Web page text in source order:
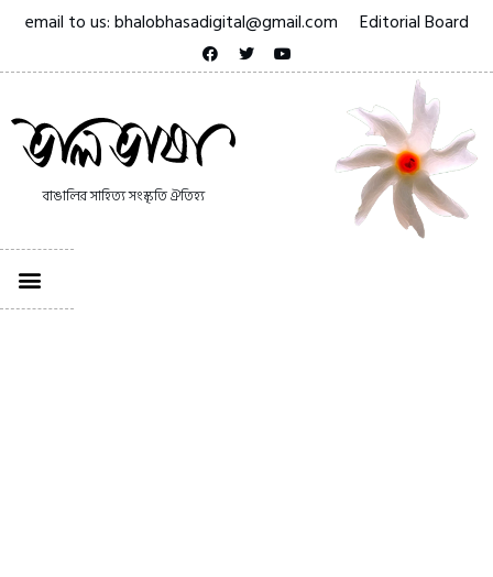
email to us: bhalobhasadigital@gmail.com Editorial Board
বাঙালির সাহিত্য সংস্কৃতি ঐতিহ্য